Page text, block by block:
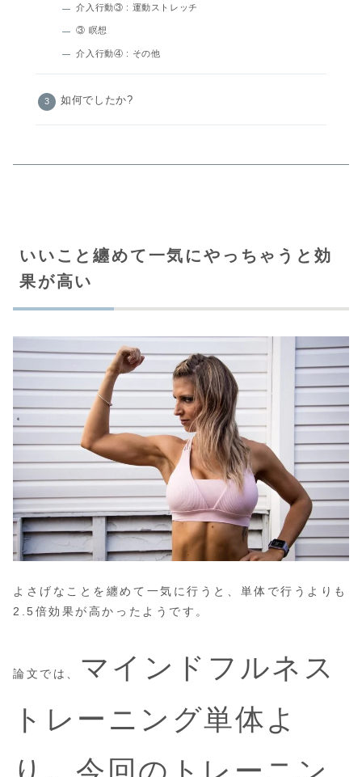
介入行動③ : 運動ストレッチ
③ 瞑想
介入行動④ : その他
如何でしたか?
いいこと纏めて一気にやっちゃうと効
果が高い
よさげなことを纏めて一気に行うと、単体で行うよりも
2.5倍効果が高かったようです。
論文では、
マインドフルネス
トレーニング単体よ